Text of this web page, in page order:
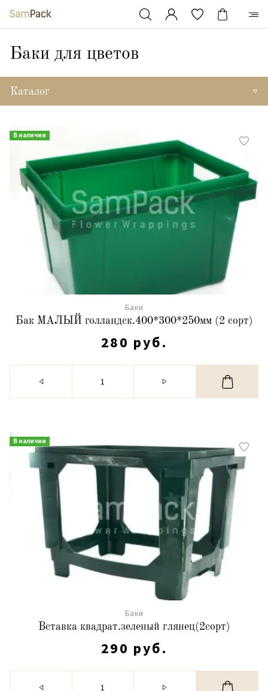
Баки для цветов
Каталог
В наличии
Баки
Бак МАЛЫЙ голландск.400*300*250мм (2 сорт)
280 руб.
В наличии
Баки
Вставка квадрат.зеленый глянец(2сорт)
290 руб.